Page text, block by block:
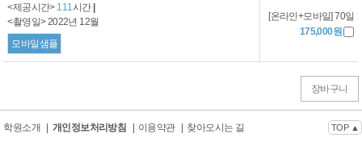
<제공시간> 111시간
<촬영일> 2022년 12월
모바일샘플
[온라인+모바일] 70일
175,000원
장바구니
학원소개 개인정보처리방침 이용약관 찾아오시는 길 TOP ▲